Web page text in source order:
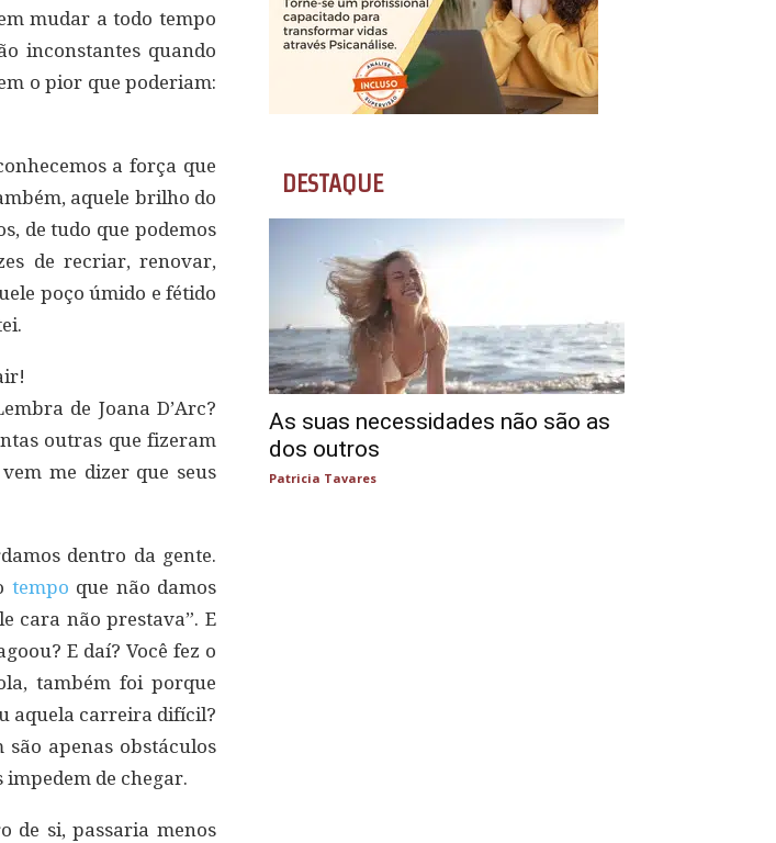
mudar a todo tempo
inconstantes quando
o pior que poderiam:
a força que
aquele brilho do
de tudo que podemos
de recriar, renovar,
poço úmido e fétido
de Joana D’Arc?
outras que fizeram
me dizer que seus
dentro da gente.
tempo que não damos
cara não prestava”. E
E daí? Você fez o
também foi porque
aquela carreira difícil?
apenas obstáculos
de chegar.
de si, passaria menos
DESTAQUE
As suas necessidades não são as
dos outros
Patricia Tavares